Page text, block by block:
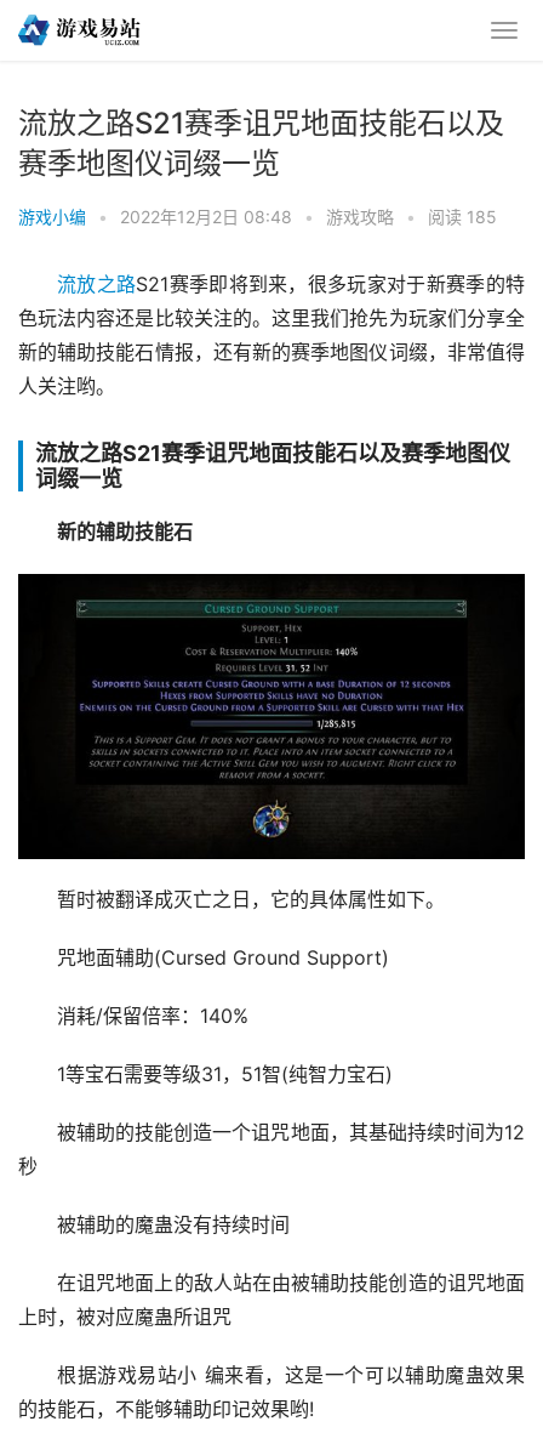
流放之路S21赛季诅咒地面技能石以及
赛季地图仪词缀一览
游戏小编 • 2022年12月2日 08:48 • 游戏攻略 • 阅读 185
流放之路S21赛季即将到来，很多玩家对于新赛季的特
色玩法内容还是比较关注的。这里我们抢先为玩家们分享全
新的辅助技能石情报，还有新的赛季地图仪词缀，非常值得
人关注哟。
流放之路S21赛季诅咒地面技能石以及赛季地图仪
词缀一览
新的辅助技能石
暂时被翻译成灭亡之日，它的具体属性如下。
咒地面辅助(Cursed Ground Support)
消耗/保留倍率：140%
1等宝石需要等级31，51智(纯智力宝石)
被辅助的技能创造一个诅咒地面，其基础持续时间为12
秒
被辅助的魔蛊没有持续时间
在诅咒地面上的敌人站在由被辅助技能创造的诅咒地面
上时，被对应魔蛊所诅咒
根据游戏易站小 编来看，这是一个可以辅助魔蛊效果
的技能石，不能够辅助印记效果哟!